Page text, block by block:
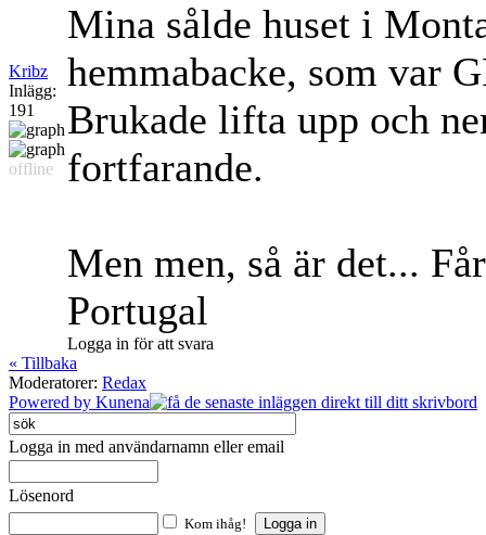
Kribz
Inlägg:
191
offline
Mina sålde huset i
hemmabacke, som var
Brukade lifta upp och
fortfarande.
Men men, så är det...
Portugal
Logga in för att svara
« Tillbaka
Moderatorer: Redax
Powered by Kunena
Logga in med användarnamn eller email
Lösenord
Kom ihåg!